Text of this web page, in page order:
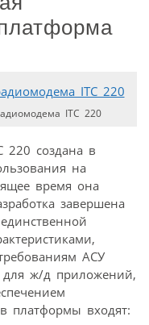
ITC 220
220 создана в
на
время она
завершена
АСУ
для ж/д приложений,
платформы входят: